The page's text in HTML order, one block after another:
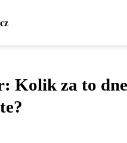
Kolik za to